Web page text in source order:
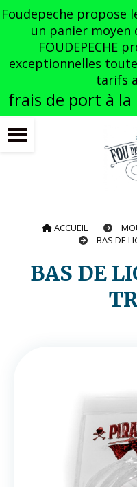
Foudepeche propose
un panier moyen
FOUDEPECHE
exceptionnelles
tarifs
frais de port à la
ACCUEIL
BAS DE
BAS DE LIGNE PIRATE